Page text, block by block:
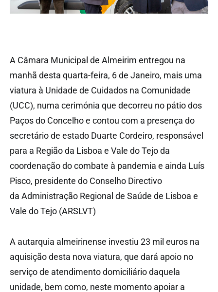
A Câmara Municipal de Almeirim entregou na
manhã desta quarta-feira, 6 de Janeiro, mais uma
viatura à Unidade de Cuidados na Comunidade
(UCC), numa cerimónia que decorreu no pátio dos
Paços do Concelho e contou com a presença do
secretário de estado Duarte Cordeiro, responsável
para a Região da Lisboa e Vale do Tejo da
coordenação do combate à pandemia e ainda Luís
Pisco, presidente do Conselho Directivo
da Administração Regional de Saúde de Lisboa e
Vale do Tejo (ARSLVT)
A autarquia almeirinense investiu 23 mil euros na
aquisição desta nova viatura, que dará apoio no
serviço de atendimento domiciliário daquela
unidade, bem como, neste momento apoiar a